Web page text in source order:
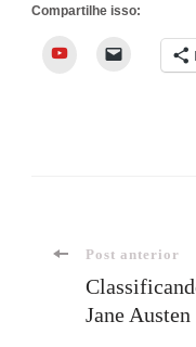
Compartilhe isso:
YouTube
Post anterior
Jane Austen